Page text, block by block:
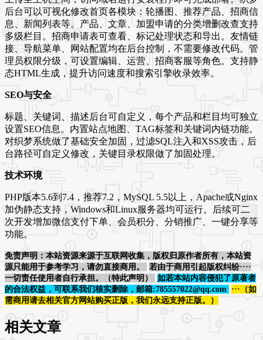
后台可以可视化修改首页各模块：轮播图、推荐产品、招商信
息、新闻列表等。产品、文章、加盟申请的分类增删改查支持
多级栏目。招商申请表可查看、标记处理状态和导出。友情链
接、导航菜单、网站配置均在后台控制，不需要修改代码。管
理员权限分级，可设置编辑、运营、招商客服等角色。支持静
态HTML生成，提升访问速度和搜索引擎收录效率。
SEO与安全
标题、关键词、描述后台可自定义，每个产品和栏目均可独立
设置SEO信息。内置站点地图、TAG标签和关键词内链功能。
对织梦系统做了基础安全加固，过滤SQL注入和XSS攻击，后
台路径可自定义修改，关键目录权限做了加固处理。
技术环境
PHP版本5.6到7.4，推荐7.2，MySQL 5.5以上，Apache或Nginx
加伪静态支持，Windows和Linux服务器均可运行。后续可二
次开发增加微信支付下单、会员积分、分销推广、一键分享等
功能。
免责声明：本站资源来源于互联网收集，版权归原作者所有，本站资
源只能用于参考学习，请勿直接商用。
若由于商用引起版权纠纷····
一切责任使用者自行承担。（特此声明）
如若本站内容侵犯了原著者
的合法权益，可联系我们核实删除，邮箱:785557022@qq.com
···（如
需商用请去相关官方网站购买正版，我们永远支持正版。）
相关文章